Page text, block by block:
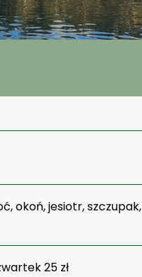
okoń, jesiotr, szczupak,
25 zł